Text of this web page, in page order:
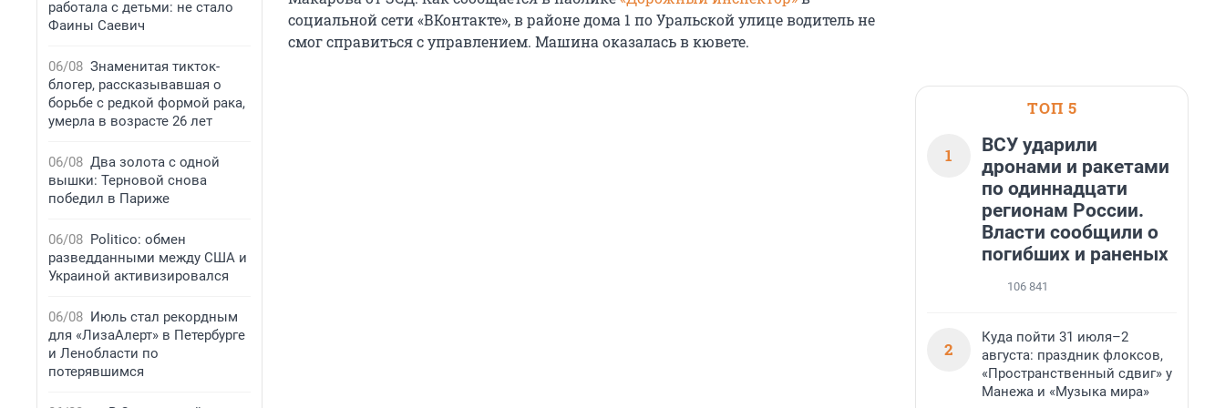
работала с детьми: не стало
Фаины Саевич
06/08 Знаменитая тикток-
блогер, рассказывавшая о
борьбе с редкой формой рака,
умерла в возрасте 26 лет
06/08 Два золота с одной
вышки: Терновой снова
победил в Париже
06/08 Politico: обмен
разведданными между США и
Украиной активизировался
06/08 Июль стал рекордным
для «ЛизаАлерт» в Петербурге
и Ленобласти по
потерявшимся
социальной сети «ВКонтакте», в районе дома 1 по Уральской улице водитель не
смог справиться с управлением. Машина оказалась в кювете.
ТОП 5
1
ВСУ ударили
дронами и ракетами
по одиннадцати
регионам России.
Власти сообщили о
погибших и раненых
106 841
2
Куда пойти 31 июля–2
августа: праздник флоксов,
«Пространственный сдвиг» у
Манежа и «Музыка мира»